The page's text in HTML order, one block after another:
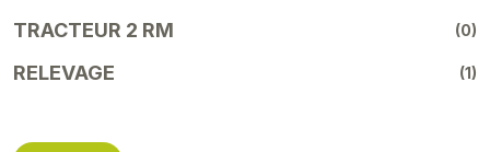
TRACTEUR 2 RM (0)
RELEVAGE (1)